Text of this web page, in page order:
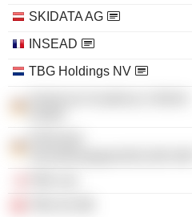
SKIDATA AG
INSEAD
TBG Holdings NV